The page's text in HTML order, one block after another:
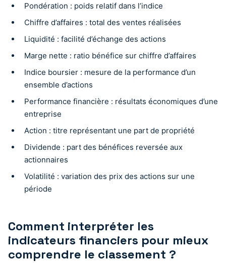
Pondération : poids relatif dans l’indice
Chiffre d’affaires : total des ventes réalisées
Liquidité : facilité d’échange des actions
Marge nette : ratio bénéfice sur chiffre d’affaires
Indice boursier : mesure de la performance d’un
ensemble d’actions
Performance financière : résultats économiques d’une
entreprise
Action : titre représentant une part de propriété
Dividende : part des bénéfices reversée aux
actionnaires
Volatilité : variation des prix des actions sur une
période
Comment interpréter les
indicateurs financiers pour mieux
comprendre le classement ?